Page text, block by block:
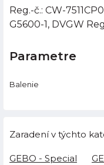
Reg.-č.: CW-
G5600-1, DVGW
Parametre
Balenie
Zaradení v týchto
GEBO - Special